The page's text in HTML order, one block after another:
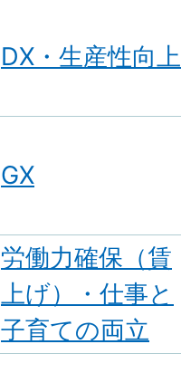
DX・生産性向上
GX
労働力確保（賃
上げ）・仕事と
子育ての両立